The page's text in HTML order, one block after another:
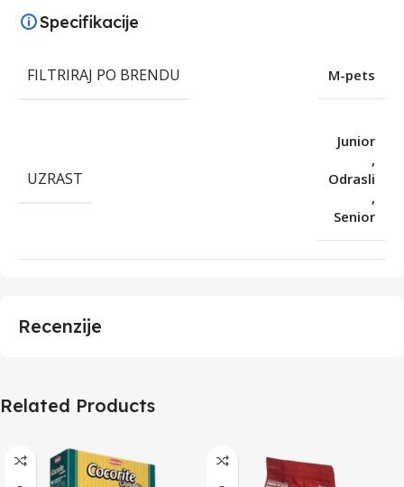
Specifikacije
FILTRIRAJ PO BRENDU M-pets
UZRAST
Junior
,
Odrasli
,
Senior
Recenzije
Related Products